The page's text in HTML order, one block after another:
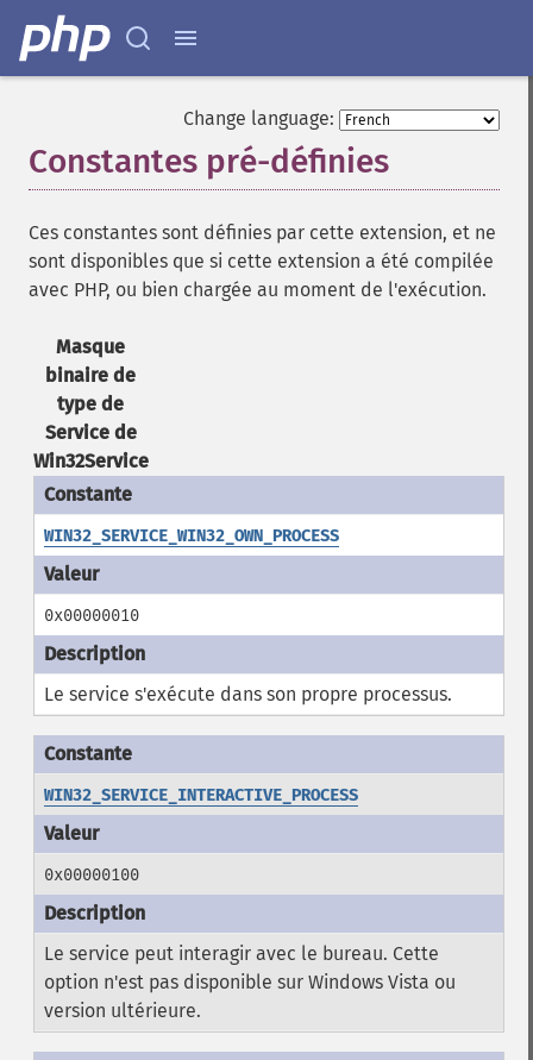
Change language:
Constantes pré-définies
Ces constantes sont définies par cette extension, et ne
sont disponibles que si cette extension a été compilée
avec PHP, ou bien chargée au moment de l'exécution.
Masque
binaire de
type de
Service de
Win32Service
WIN32_SERVICE_WIN32_OWN_PROCESS
0x00000010
Le service s'exécute dans son propre processus.
WIN32_SERVICE_INTERACTIVE_PROCESS
0x00000100
Le service peut interagir avec le bureau. Cette
option n'est pas disponible sur Windows Vista ou
version ultérieure.